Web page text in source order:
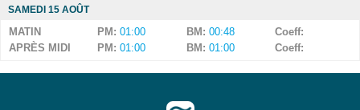
SAMEDI 15 AOÛT
MATIN PM: 01:00 BM: 00:48
Coeff:
APRÈS MIDI
PM: 01:00 BM: 01:00 Coeff: